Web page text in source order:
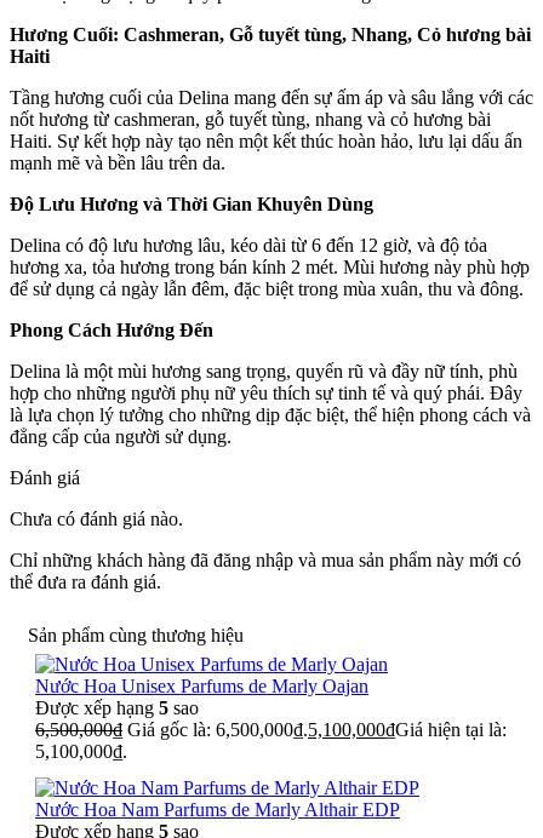
Hương Cuối: Cashmeran, Gỗ tuyết tùng, Nhang, Cỏ hương bài
Haiti
Tầng hương cuối của Delina mang đến sự ấm áp và sâu lắng với các
nốt hương từ cashmeran, gỗ tuyết tùng, nhang và cỏ hương bài
Haiti. Sự kết hợp này tạo nên một kết thúc hoàn hảo, lưu lại dấu ấn
mạnh mẽ và bền lâu trên da.
Độ Lưu Hương và Thời Gian Khuyên Dùng
Delina có độ lưu hương lâu, kéo dài từ 6 đến 12 giờ, và độ tỏa
hương xa, tỏa hương trong bán kính 2 mét. Mùi hương này phù hợp
để sử dụng cả ngày lẫn đêm, đặc biệt trong mùa xuân, thu và đông.
Phong Cách Hướng Đến
Delina là một mùi hương sang trọng, quyến rũ và đầy nữ tính, phù
hợp cho những người phụ nữ yêu thích sự tinh tế và quý phái. Đây
là lựa chọn lý tưởng cho những dịp đặc biệt, thể hiện phong cách và
đẳng cấp của người sử dụng.
Đánh giá
Chưa có đánh giá nào.
Chỉ những khách hàng đã đăng nhập và mua sản phẩm này mới có
thể đưa ra đánh giá.
Sản phẩm cùng thương hiệu
Nước Hoa Unisex Parfums de Marly Oajan
Được xếp hạng 5 sao
6,500,000₫ Giá gốc là: 6,500,000₫.5,100,000₫Giá hiện tại là:
5,100,000₫.
Nước Hoa Nam Parfums de Marly Althair EDP
Được xếp hạng 5 sao